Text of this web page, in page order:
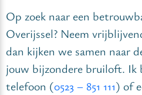
Op zoek naar een
Overijssel? Neem
dan kijken we samen naar
jouw bijzondere bruiloft. Ik
telefoon (0523 – 851 111) of